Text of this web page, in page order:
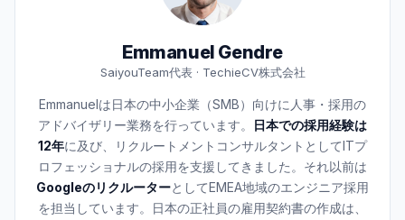
Emmanuel Gendre
SaiyouTeam代表 · TechieCV株式会社
Emmanuelは日本の中小企業（SMB）向けに人事・採用の
アドバイザリー業務を行っています。
日本での採用経験は
12年に及び、リクルートメントコンサルタントとしてITプ
ロフェッショナルの採用を支援してきました。それ以前は
GoogleのリクルーターとしてEMEA地域のエンジニア採用
を担当しています。日本の正社員の雇用契約書の作成は、